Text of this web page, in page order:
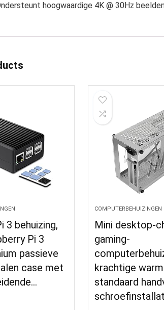
hoogwaardige 4K @ 30Hz
3 behuizing,
Pi 3
passieve
case met
COMPUTERBEHUIZINGEN
Mini desktop-
gaming-
krachtige
standaard